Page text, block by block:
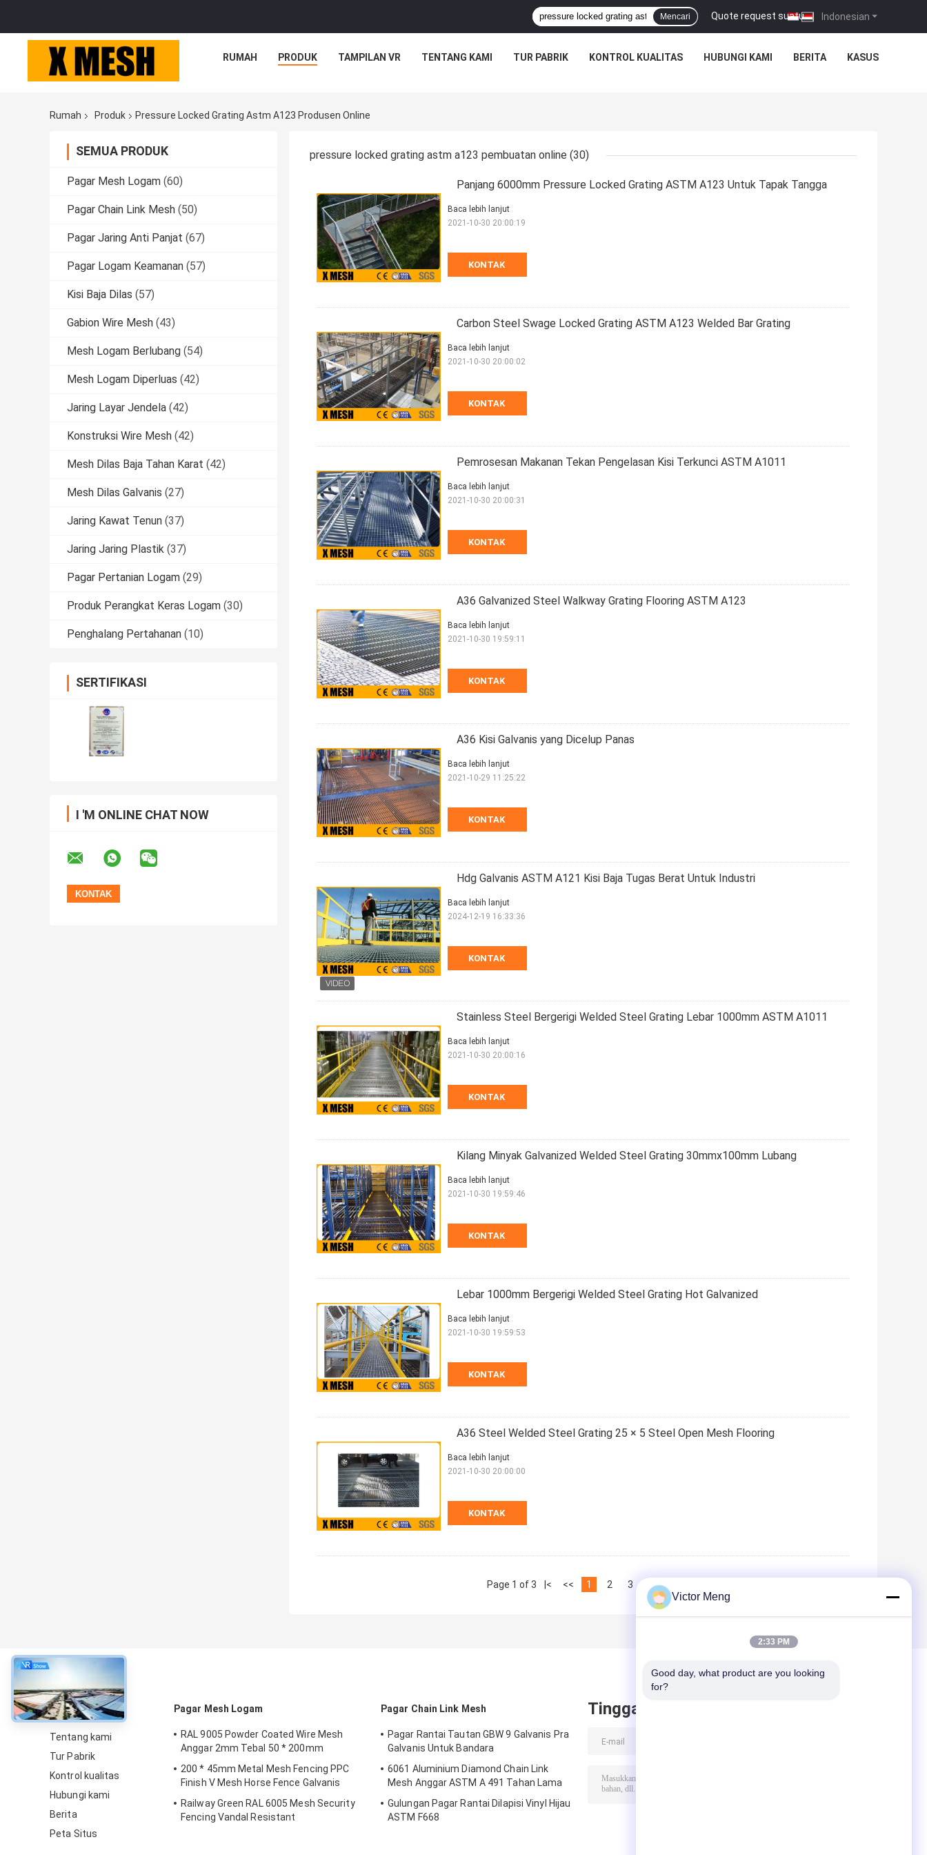
Indonesian
Quote request suatu |
Mencari
RUMAH PRODUK TAMPILAN VR TENTANG KAMI TUR PABRIK KONTROL KUALITAS HUBUNGI KAMI BERITA KASUS
Rumah Produk Pressure Locked Grating Astm A123 Produsen Online
SEMUA PRODUK
Pagar Mesh Logam (60)
Pagar Chain Link Mesh (50)
Pagar Jaring Anti Panjat (67)
Pagar Logam Keamanan (57)
Kisi Baja Dilas (57)
Gabion Wire Mesh (43)
Mesh Logam Berlubang (54)
Mesh Logam Diperluas (42)
Jaring Layar Jendela (42)
Konstruksi Wire Mesh (42)
Mesh Dilas Baja Tahan Karat (42)
Mesh Dilas Galvanis (27)
Jaring Kawat Tenun (37)
Jaring Jaring Plastik (37)
Pagar Pertanian Logam (29)
Produk Perangkat Keras Logam (30)
Penghalang Pertahanan (10)
SERTIFIKASI
I 'M ONLINE CHAT NOW
pressure locked grating astm a123 pembuatan online (30)
Panjang 6000mm Pressure Locked Grating ASTM A123 Untuk Tapak Tangga
KONTAK
Baca lebih lanjut
2021-10-30 20:00:19
Carbon Steel Swage Locked Grating ASTM A123 Welded Bar Grating
KONTAK
Baca lebih lanjut
2021-10-30 20:00:02
Pemrosesan Makanan Tekan Pengelasan Kisi Terkunci ASTM A1011
KONTAK
Baca lebih lanjut
2021-10-30 20:00:31
A36 Galvanized Steel Walkway Grating Flooring ASTM A123
KONTAK
Baca lebih lanjut
2021-10-30 19:59:11
A36 Kisi Galvanis yang Dicelup Panas
KONTAK
Baca lebih lanjut
2021-10-29 11:25:22
Hdg Galvanis ASTM A121 Kisi Baja Tugas Berat Untuk Industri
KONTAK
Baca lebih lanjut
2024-12-19 16:33:36
Stainless Steel Bergerigi Welded Steel Grating Lebar 1000mm ASTM A1011
KONTAK
Baca lebih lanjut
2021-10-30 20:00:16
Kilang Minyak Galvanized Welded Steel Grating 30mmx100mm Lubang
KONTAK
Baca lebih lanjut
2021-10-30 19:59:46
Lebar 1000mm Bergerigi Welded Steel Grating Hot Galvanized
KONTAK
Baca lebih lanjut
2021-10-30 19:59:53
A36 Steel Welded Steel Grating 25 × 5 Steel Open Mesh Flooring
KONTAK
Baca lebih lanjut
2021-10-30 20:00:00
Page 1 of 3 |< << 1 2 3 >>
Tentang
Tentang kami
Tur Pabrik
Kontrol kualitas
Hubungi kami
Berita
Peta Situs
Pagar Mesh Logam
RAL 9005 Powder Coated Wire Mesh
Anggar 2mm Tebal 50 * 200mm
200 * 45mm Metal Mesh Fencing PPC
Finish V Mesh Horse Fence Galvanis
Railway Green RAL 6005 Mesh Security
Fencing Vandal Resistant
Pagar Chain Link Mesh
Pagar Rantai Tautan GBW 9 Galvanis Pra
Galvanis Untuk Bandara
6061 Aluminium Diamond Chain Link
Mesh Anggar ASTM A 491 Tahan Lama
Gulungan Pagar Rantai Dilapisi Vinyl Hijau
ASTM F668
Tinggalkan pesan
Victor Meng
2:33 PM
Good day, what product are you looking
for?